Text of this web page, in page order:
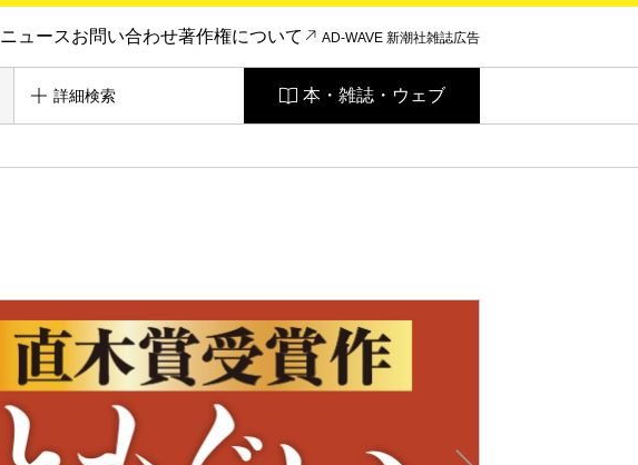
ニュースお問い合わせ著作権について AD-WAVE 新潮社雑誌広告
詳細検索 本・雑誌・ウェブ